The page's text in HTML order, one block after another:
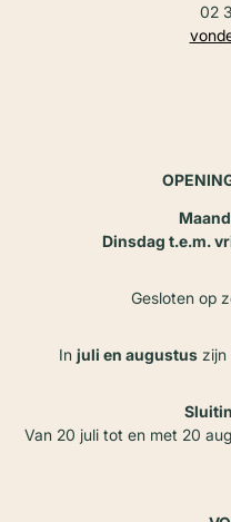
02
Dinsdag t.e.m.
Gesloten op
In juli en augustus zijn
Van 20 juli tot en met 20